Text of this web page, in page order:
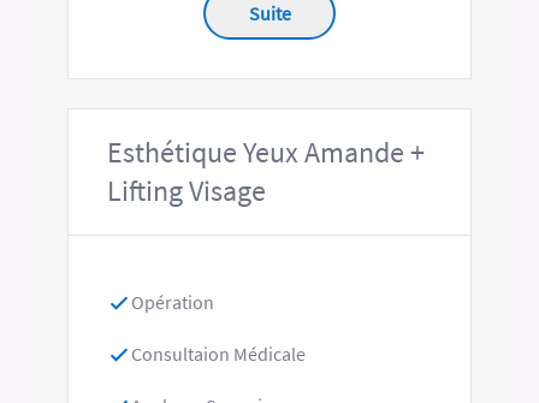
Suite
Esthétique Yeux Amande +
Lifting Visage
Opération
Consultaion Médicale